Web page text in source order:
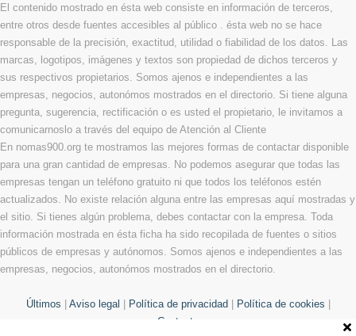
El contenido mostrado en ésta web consiste en información de terceros,
entre otros desde fuentes accesibles al público . ésta web no se hace
responsable de la precisión, exactitud, utilidad o fiabilidad de los datos. Las
marcas, logotipos, imágenes y textos son propiedad de dichos terceros y
sus respectivos propietarios. Somos ajenos e independientes a las
empresas, negocios, autonómos mostrados en el directorio. Si tiene alguna
pregunta, sugerencia, rectificación o es usted el propietario, le invitamos a
comunicarnoslo a través del equipo de Atención al Cliente
En nomas900.org te mostramos las mejores formas de contactar disponible
para una gran cantidad de empresas. No podemos asegurar que todas las
empresas tengan un teléfono gratuito ni que todos los teléfonos estén
actualizados. No existe relación alguna entre las empresas aquí mostradas y
el sitio. Si tienes algún problema, debes contactar con la empresa. Toda
información mostrada en ésta ficha ha sido recopilada de fuentes o sitios
públicos de empresas y autónomos. Somos ajenos e independientes a las
empresas, negocios, autonómos mostrados en el directorio.
Últimos Aviso legal Política de privacidad Política de cookies
Contacto